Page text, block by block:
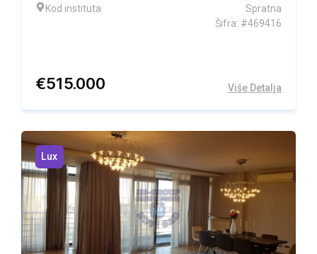
Kod instituta
Spratna
Šifra: #469416
€515.000 Više Detalja
Lux